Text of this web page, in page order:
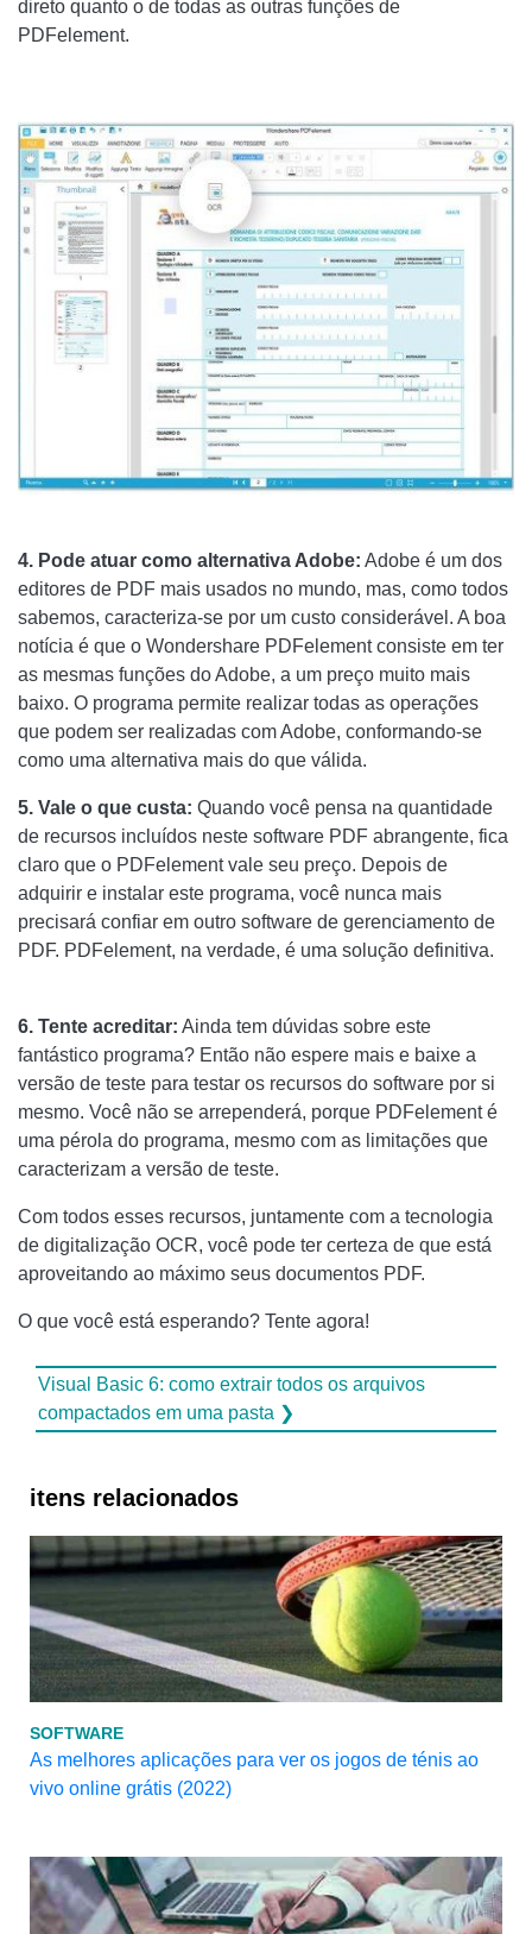
direto quanto o de todas as outras funções de
PDFelement.
4. Pode atuar como alternativa Adobe: Adobe é um dos
editores de PDF mais usados ​​no mundo, mas, como todos
sabemos, caracteriza-se por um custo considerável. A boa
notícia é que o Wondershare PDFelement consiste em ter
as mesmas funções do Adobe, a um preço muito mais
baixo. O programa permite realizar todas as operações
que podem ser realizadas com Adobe, conformando-se
como uma alternativa mais do que válida.
5. Vale o que custa: Quando você pensa na quantidade
de recursos incluídos neste software PDF abrangente, fica
claro que o PDFelement vale seu preço. Depois de
adquirir e instalar este programa, você nunca mais
precisará confiar em outro software de gerenciamento de
PDF. PDFelement, na verdade, é uma solução definitiva.
6. Tente acreditar: Ainda tem dúvidas sobre este
fantástico programa? Então não espere mais e baixe a
versão de teste para testar os recursos do software por si
mesmo. Você não se arrependerá, porque PDFelement é
uma pérola do programa, mesmo com as limitações que
caracterizam a versão de teste.
Com todos esses recursos, juntamente com a tecnologia
de digitalização OCR, você pode ter certeza de que está
aproveitando ao máximo seus documentos PDF.
O que você está esperando? Tente agora!
Visual Basic 6: como extrair todos os arquivos
compactados em uma pasta ❯
itens relacionados
SOFTWARE
As melhores aplicações para ver os jogos de ténis ao
vivo online grátis (2022)